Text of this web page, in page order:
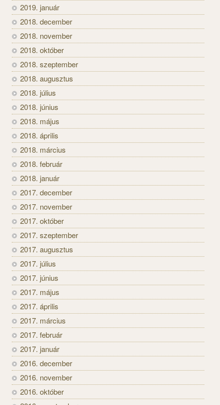
2019. január
2018. december
2018. november
2018. október
2018. szeptember
2018. augusztus
2018. július
2018. június
2018. május
2018. április
2018. március
2018. február
2018. január
2017. december
2017. november
2017. október
2017. szeptember
2017. augusztus
2017. július
2017. június
2017. május
2017. április
2017. március
2017. február
2017. január
2016. december
2016. november
2016. október